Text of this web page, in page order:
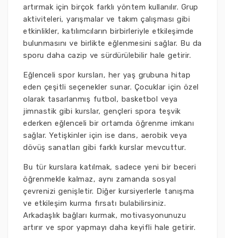
artırmak için birçok farklı yöntem kullanılır. Grup
aktiviteleri, yarışmalar ve takım çalışması gibi
etkinlikler, katılımcıların birbirleriyle etkileşimde
bulunmasını ve birlikte eğlenmesini sağlar. Bu da
sporu daha cazip ve sürdürülebilir hale getirir.
Eğlenceli spor kursları, her yaş grubuna hitap
eden çeşitli seçenekler sunar. Çocuklar için özel
olarak tasarlanmış futbol, basketbol veya
jimnastik gibi kurslar, gençleri spora teşvik
ederken eğlenceli bir ortamda öğrenme imkanı
sağlar. Yetişkinler için ise dans, aerobik veya
dövüş sanatları gibi farklı kurslar mevcuttur.
Bu tür kurslara katılmak, sadece yeni bir beceri
öğrenmekle kalmaz, aynı zamanda sosyal
çevrenizi genişletir. Diğer kursiyerlerle tanışma
ve etkileşim kurma fırsatı bulabilirsiniz.
Arkadaşlık bağları kurmak, motivasyonunuzu
artırır ve spor yapmayı daha keyifli hale getirir.